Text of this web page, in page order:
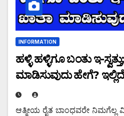
INFORMATION
ಹಳ್ಳಿ ಹಳ್ಳಿಗೂ ಬಂತು ಇ-
ಮಾಡಿಸುವುದು ಹೇಗೆ?
ಆತ್ಮೀಯ ರೈತ ಬಾಂಧವರೇ